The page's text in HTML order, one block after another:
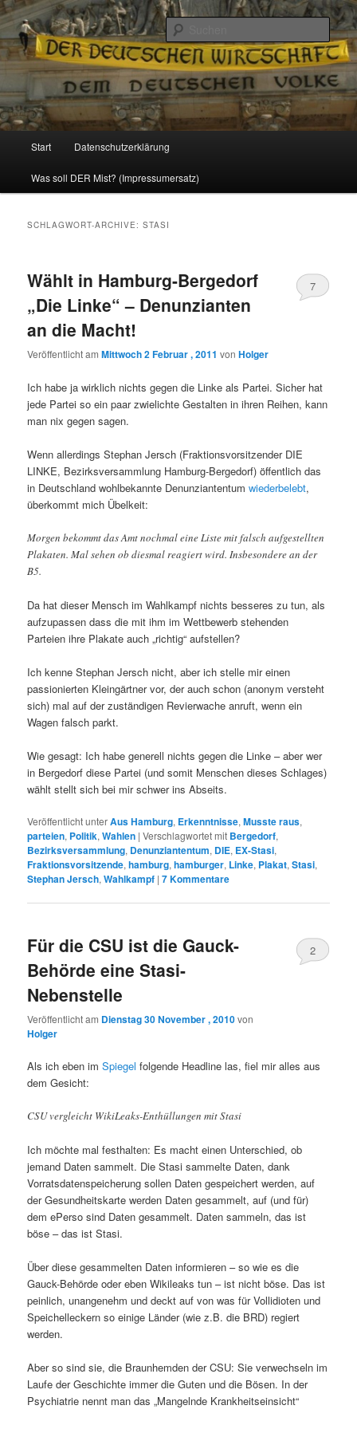
Reizzentrum
Politik, Wirtschaft, Soziales und Gesellschaft
Zum
Inhalt
Zum
sekundären
Start Datenschutzerklärung
Was soll DER Mist? (Impressumersatz)
SCHLAGWORT-ARCHIVE:STASI
Wählt in Hamburg-Bergedorf
„Die Linke“ – Denunzianten
an die Macht!
Veröffentlicht amMittwoch 2 Februar , 2011 vonHolger
7
Ich habe ja wirklich nichts gegen die Linke als Partei. Sicher hat
jede Partei so ein paar zwielichte Gestalten in ihren Reihen, kann
man nix gegen sagen.
Wenn allerdings Stephan Jersch (Fraktionsvorsitzender DIE
LINKE, Bezirksversammlung Hamburg-Bergedorf) öffentlich das
in Deutschland wohlbekannte Denunziantentumwiederbelebt,
überkommt mich Übelkeit:
Morgen bekommt das Amt nochmal eine Liste mit falsch aufgestellten
Plakaten. Mal sehen ob diesmal reagiert wird. Insbesondere an der
B5.
Da hat dieser Mensch im Wahlkampf nichts besseres zu tun, als
aufzupassen dass die mit ihm im Wettbewerb stehenden
Parteien ihre Plakate auch „richtig“ aufstellen?
Ich kenne Stephan Jersch nicht, aber ich stelle mir einen
passionierten Kleingärtner vor, der auch schon (anonym versteht
sich) mal auf der zuständigen Revierwache anruft, wenn ein
Wagen falsch parkt.
Wie gesagt: Ich habe generell nichts gegen die Linke – aber wer
in Bergedorf diese Partei (und somit Menschen dieses Schlages)
wählt stellt sich bei mir schwer ins Abseits.
Veröffentlicht unterAus Hamburg, Erkenntnisse,Musste raus,
parteien, Politik,Wahlen |Verschlagwortet mit Bergedorf,
Bezirksversammlung, Denunziantentum, DIE, EX-Stasi,
Fraktionsvorsitzende,hamburg,hamburger, Linke, Plakat,Stasi,
Stephan Jersch,Wahlkampf |7Kommentare
Für die CSU ist die Gauck-
Behörde eine Stasi-
Nebenstelle
Veröffentlicht am Dienstag 30 November , 2010von
Holger
2
Als ich eben imSpiegel folgende Headline las, fiel mir alles aus
dem Gesicht:
CSU vergleicht WikiLeaks-Enthüllungen mit Stasi
Ich möchte mal festhalten: Es macht einen Unterschied, ob
jemand Daten sammelt. Die Stasi sammelte Daten, dank
Vorratsdatenspeicherung sollen Daten gespeichert werden, auf
der Gesundheitskarte werden Daten gesammelt, auf (und für)
dem ePerso sind Daten gesammelt. Daten sammeln, das ist
böse – das ist Stasi.
Über diese gesammelten Daten informieren – so wie es die
Gauck-Behörde oder eben Wikileaks tun – ist nicht böse. Das ist
peinlich, unangenehm und deckt auf von was für Vollidioten und
Speichelleckern so einige Länder (wie z.B. die BRD) regiert
werden.
Aber so sind sie, die Braunhemden der CSU: Sie verwechseln im
Laufe der Geschichte immer die Guten und die Bösen. In der
Psychiatrie nennt man das „Mangelnde Krankheitseinsicht“